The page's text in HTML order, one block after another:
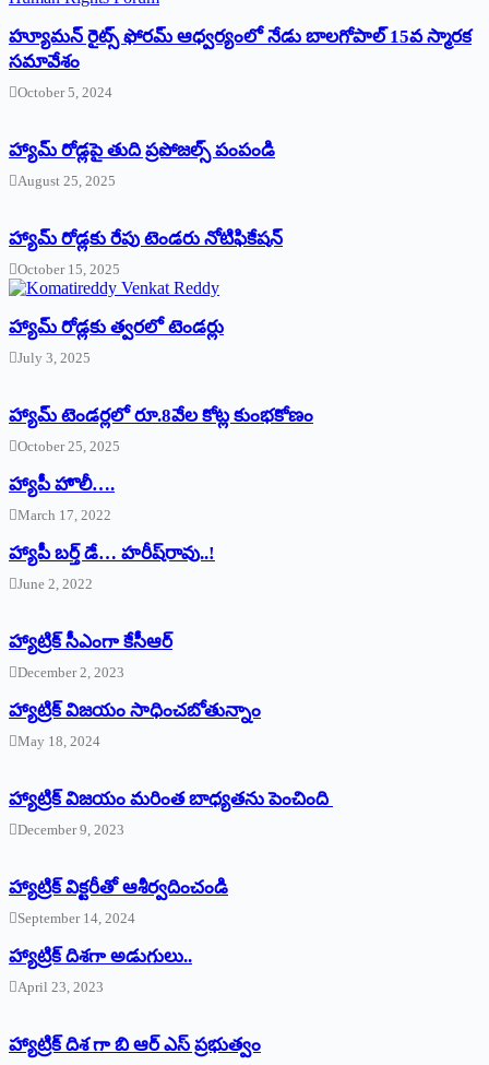
హ్యూమన్‌ రైట్స్‌ ఫోరమ్‌ ఆధ్వర్యంలో నేడు బాలగోపాల్‌ 15వ స్మారక
సమావేశం
October 5, 2024
హ్యామ్‌ రోడ్లపై తుది ప్రపోజల్స్‌ పంపండి
August 25, 2025
హ్యామ్‌ రోడ్లకు రేపు టెండరు నోటిఫికేషన్‌
October 15, 2025
హ్యామ్‌ రోడ్లకు త్వరలో టెండర్లు
July 3, 2025
హ్యామ్‌ ‌టెండర్లలో రూ.8వేల కోట్ల కుంభకోణం
October 25, 2025
హ్యాపీ హొలీ….
March 17, 2022
హ్యాపీ బర్త్ ‌డే… హరీష్‌రావు..!
June 2, 2022
హ్యాట్రిక్‌ ‌సీఎంగా కేసీఆర్‌
December 2, 2023
హ్యాట్రిక్‌ విజయం సాధించబోతున్నాం
May 18, 2024
హ్యాట్రిక్ విజయం మరింత బాధ్యతను పెంచింది
December 9, 2023
హ్యాట్రిక్‌ ‌విక్టరీతో ఆశీర్వదించండి
September 14, 2024
‌హ్యాట్రిక్‌ ‌దిశగా అడుగులు..
April 23, 2023
హ్యాట్రిక్ దిశ గా బి ఆర్ ఎస్ ప్రభుత్వం